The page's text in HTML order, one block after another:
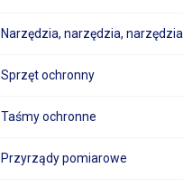
Narzędzia, narzędzia, narzędzia
Sprzęt ochronny
Taśmy ochronne
Przyrządy pomiarowe